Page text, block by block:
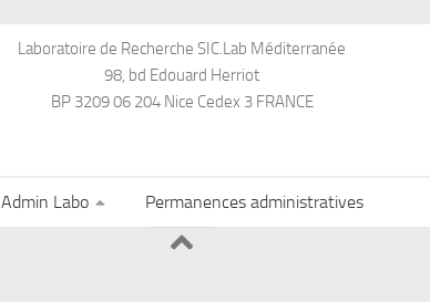
Laboratoire de Recherche SIC.Lab Méditerranée
98, bd Edouard Herriot
BP 3209 06 204 Nice Cedex 3 FRANCE
Admin Labo Permanences administratives